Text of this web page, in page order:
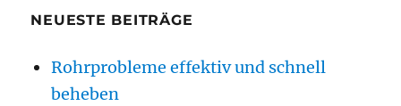
NEUESTE BEITRÄGE
Rohrprobleme effektiv und schnell
beheben